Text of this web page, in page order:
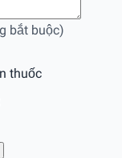
bắt buộc)
thuốc